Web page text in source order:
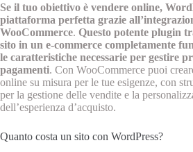
Se il tuo obiettivo è vendere online,
piattaforma perfetta grazie
WooCommerce. Questo potente plugin
sito in un e-commerce completamente
le caratteristiche necessarie per gestire
pagamenti. Con WooCommerce puoi
online su misura per le tue esigenze, con
per la gestione delle vendite e la
dell’esperienza d’acquisto.
Quanto costa un sito con WordPress?